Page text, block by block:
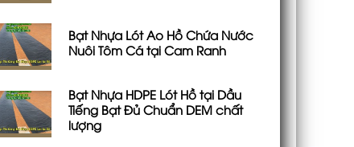
Bạt Nhựa Lót Ao Hồ Chứa Nước
Nuôi Tôm Cá tại Cam Ranh
Bạt Nhựa HDPE Lót Hồ tại Dầu
Tiếng Bạt Đủ Chuẩn DEM chất
lượng